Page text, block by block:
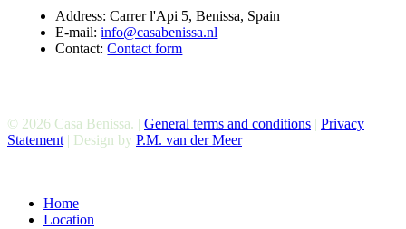
Address: Carrer l'Api 5, Benissa, Spain
E-mail:info@casabenissa.nl
Contact:Contact form
© 2026 Casa Benissa. | General terms and conditions | Privacy
Statement | Design by P.M. van der Meer
Close
Menu
Home
Location